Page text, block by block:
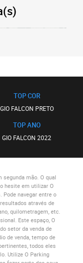
TOP COR
GIO FALCON PRETO
TOP ANO
GIO FALCON 2022
mão. O qual
hesite em utilizar O
navegar entre o
através de
quilometragem, etc.
Este espaço,O
setor da venda de
de venda, tempo de
todos eles
Utilize O Parking